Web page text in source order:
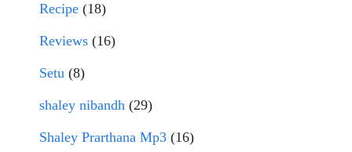
Recipe (18)
Reviews (16)
Setu (8)
shaley nibandh (29)
Shaley Prarthana Mp3 (16)